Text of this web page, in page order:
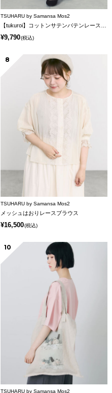
TSUHARU by Samansa Mos2
¥9,790(税込)
8
TSUHARU by Samansa Mos2
メッシュはおりレースブラウス
¥16,500(税込)
10
TSUHARU by Samansa Mos2